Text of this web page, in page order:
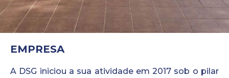
EMPRESA
A DSG iniciou a sua atividade em 2017 sob o pilar